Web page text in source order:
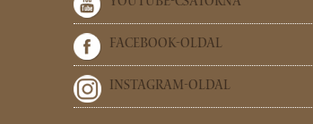
FACEBOOK-OLDAL
INSTAGRAM-OLDAL